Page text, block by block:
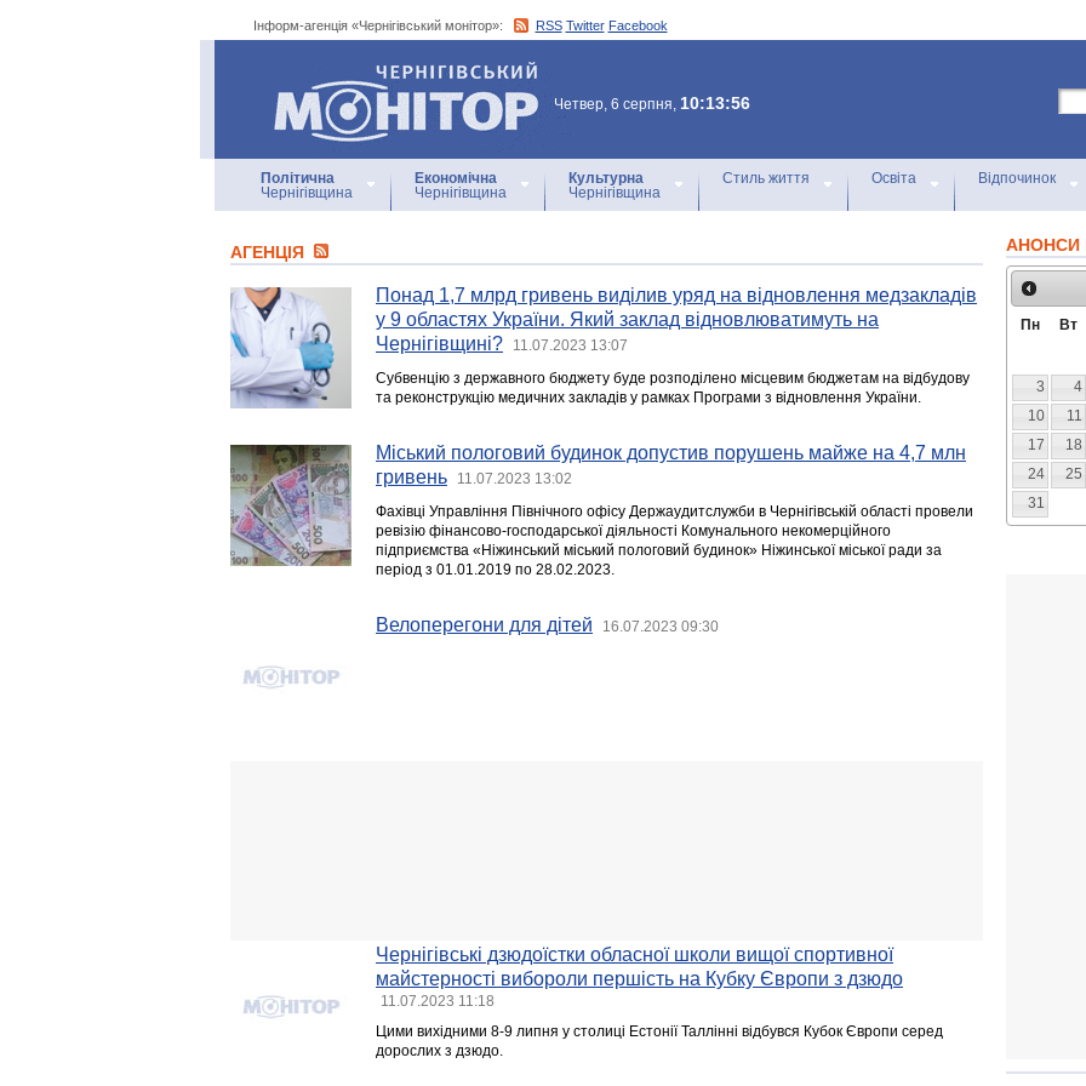
Інформ-агенція «Чернігівський монітор»: RSS Twitter Facebook
Інформ-агенція
«Чернігівський монітор»
Четвер, 6 серпня, 10:13:56
Політична
Чернігівщина
Економічна
Чернігівщина
Культурна
Чернігівщина
Стиль життя Освіта Відпочинок
АГЕНЦIЯ
Понад 1,7 млрд гривень виділив уряд на відновлення медзакладів
у 9 областях України. Який заклад відновлюватимуть на
Чернігівщині?
11.07.2023 13:07
Субвенцію з державного бюджету буде розподілено місцевим бюджетам на відбудову
та реконструкцію медичних закладів у рамках Програми з відновлення України.
Міський пологовий будинок допустив порушень майже на 4,7 млн
гривень
11.07.2023 13:02
Фахівці Управління Північного офісу Держаудитслужби в Чернігівській області провели
ревізію фінансово-господарської діяльності Комунального некомерційного
підприємства «Ніжинський міський пологовий будинок» Ніжинської міської ради за
період з 01.01.2019 по 28.02.2023.
Велоперегони для дітей 16.07.2023 09:30
Чернігівські дзюдоїстки обласної школи вищої спортивної
майстерності вибороли першість на Кубку Європи з дзюдо
11.07.2023 11:18
Цими вихідними 8-9 липня у столиці Естонії Таллінні відбувся Кубок Європи серед
дорослих з дзюдо.
АНОНСИ
Пн Вт
3
4
10
11
17
18
24
25
31